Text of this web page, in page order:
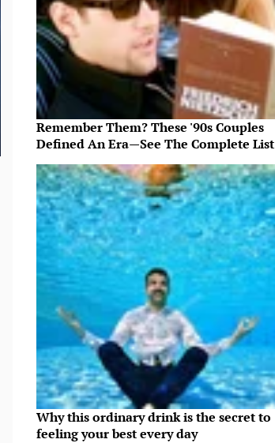
Remember Them? These '90s Couples
Defined An Era—See The Complete List
Why this ordinary drink is the secret to
feeling your best every day